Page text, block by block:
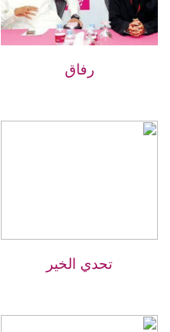
رفاق
تحدي الخير